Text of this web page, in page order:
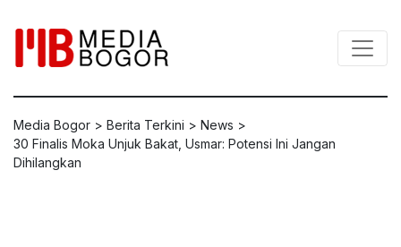
Media Bogor > Berita Terkini > News >
30 Finalis Moka Unjuk Bakat, Usmar: Potensi Ini Jangan
Dihilangkan